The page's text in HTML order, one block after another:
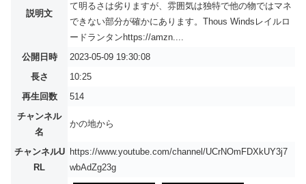
説明文
て明るさは劣りますが、雰囲気は独特で他の物ではマネ
できない部分が確かにあります。Thous Windsレイルロ
ードランタンhttps://amzn....
公開日時
2023-05-09 19:30:08
長さ
10:25
再生回数
514
チャンネル
名
かの地から
チャンネルU
RL
https://www.youtube.com/channel/UCrNOmFDXkUY3j7
wbAdZg23g